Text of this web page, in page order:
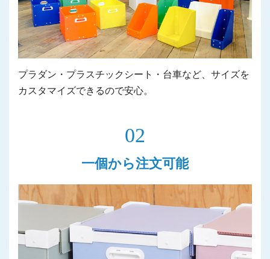
プラダン・プラスチックシート・台車など、サイズを
カスタマイズできるので安心。
02
一個から注文可能